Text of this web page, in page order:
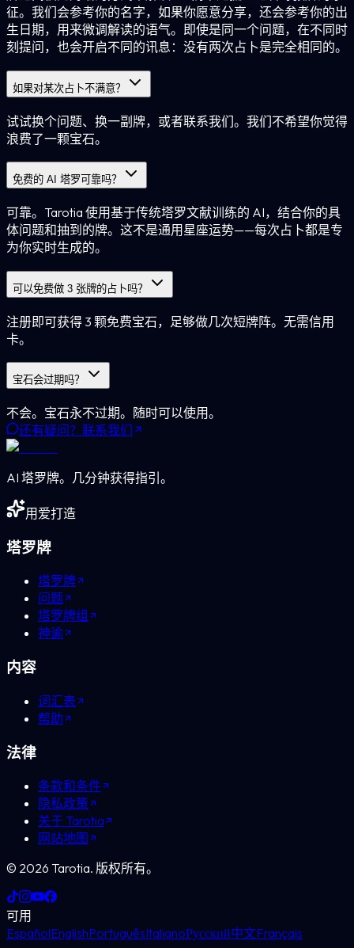
征。我们会参考你的名字，如果你愿意分享，还会参考你的出
生日期，用来微调解读的语气。即使是同一个问题，在不同时
刻提问，也会开启不同的讯息：没有两次占卜是完全相同的。
如果对某次占卜不满意？
试试换个问题、换一副牌，或者联系我们。我们不希望你觉得
浪费了一颗宝石。
免费的 AI 塔罗可靠吗？
可靠。Tarotia 使用基于传统塔罗文献训练的 AI，结合你的具
体问题和抽到的牌。这不是通用星座运势——每次占卜都是专
为你实时生成的。
可以免费做 3 张牌的占卜吗？
注册即可获得 3 颗免费宝石，足够做几次短牌阵。无需信用
卡。
宝石会过期吗？
不会。宝石永不过期。随时可以使用。
还有疑问？联系我们
AI 塔罗牌。几分钟获得指引。
用爱打造
塔罗牌
塔罗牌
问题
塔罗牌组
神谕
内容
词汇表
帮助
法律
条款和条件
隐私政策
关于 Tarotia
网站地图
© 2026 Tarotia. 版权所有。
可用
EspañolEnglishPortuguêsItalianoРусский中文Français